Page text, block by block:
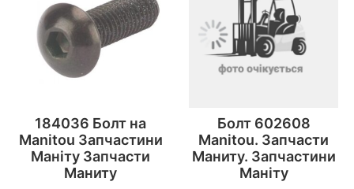
184036 Болт на
Manitou Запчастини
Маніту Запчасти
Маниту
Болт 602608
Manitou. Запчасти
Маниту. Запчастини
Маніту